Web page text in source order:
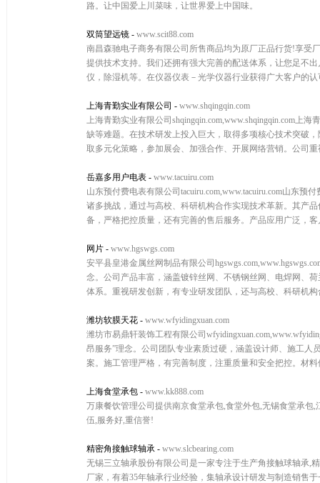
路。让中国爱上川菜味，让世界爱上中国味。
双筒望远镜 - www.scit88.com
南昌森驰电子商务有限公司所售商品均为原厂正品行货!享受
提供技术支持。我们还拥有强大完善的配送体系，让您足不
仪，除湿机等。在仪器仪表－光学仪器行业获得广大客户的认
上海青勤实业有限公司 - www.shqingqin.com
上海青勤实业有限公司shqingqin.com,www.shqingqin.com上
缺等难题。在技术研发上投入巨大，取得多项核心技术突破
取多元化策略，参加展会、加强合作、开展网络营销。公司
岳嘉多用户电表 - www.tacuiru.com
山东预付费电表有限公司tacuiru.com,www.tacuiru.com山东
诸多挑战，通过与高校、科研机构合作实现技术革新。其产
备，严格把控质量，还有完善的售后服务。产品应用广泛，
网片 - www.hgswgs.com
安平县皇港金属丝网制品有限公司
念。公司产品丰富，涵盖镀锌丝网、不锈钢丝网、电焊网、
体系。重视研发创新，有专业研发团队，还与高校、科研机
潍坊软膜天花 - www.wfyidingxuan.com
潍坊市易鼎轩装饰工程有限公司
昂服务”理念。公司团队专业素质过硬，涵盖设计师、施工
案。施工管理严格，有完善制度，注重质量和安全把控。材
上海食堂承包 - www.kk888.com
万康餐饮管理公司提供南京食堂承包,食堂外包,无锡食堂承
伍,服务好,重信誉!
精密角接触球轴承 - www.slcbearing.com
无锡三立轴承股份有限公司是一家专注于生产角接触球轴承,
厂家，有着35年轴承行业经验，集轴承设计研发与制造销售